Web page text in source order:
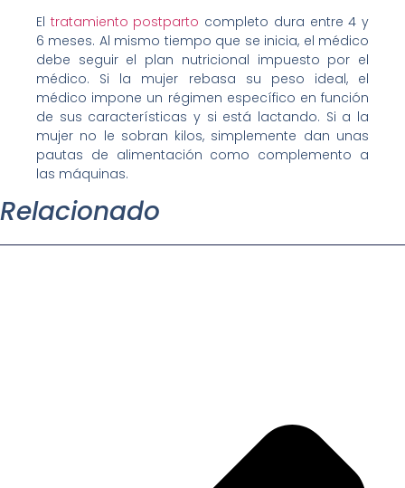
El tratamiento postparto completo dura entre 4 y
6 meses. Al mismo tiempo que se inicia, el médico
debe seguir el plan nutricional impuesto por el
médico. Si la mujer rebasa su peso ideal, el
médico impone un régimen específico en función
de sus características y si está lactando. Si a la
mujer no le sobran kilos, simplemente dan unas
pautas de alimentación como complemento a
las máquinas.
Relacionado